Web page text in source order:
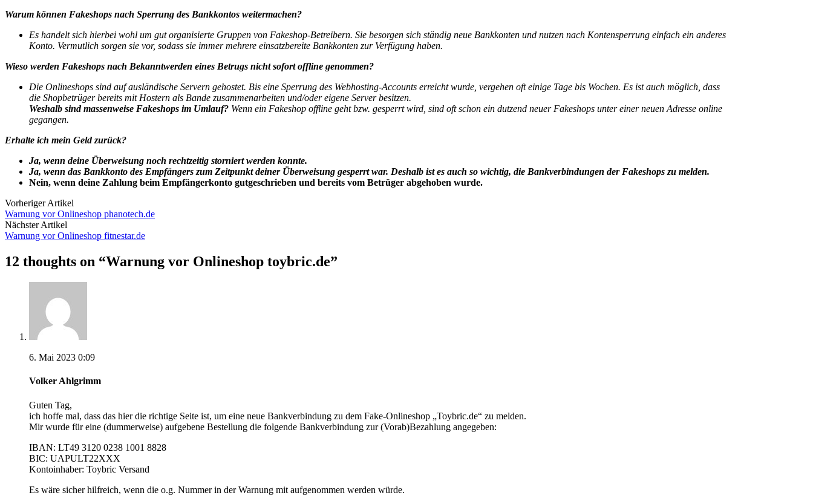
Warum können Fakeshops nach Sperrung des Bankkontos weitermachen?
Es handelt sich hierbei wohl um gut organisierte Gruppen von Fakeshop-Betreibern. Sie besorgen sich ständig neue Bankkonten und nutzen nach Kontensperrung einfach ein anderes
Konto. Vermutlich sorgen sie vor, sodass sie immer mehrere einsatzbereite Bankkonten zur Verfügung haben.
Wieso werden Fakeshops nach Bekanntwerden eines Betrugs nicht sofort offline genommen?
Die Onlineshops sind auf ausländische Servern gehostet. Bis eine Sperrung des Webhosting-Accounts erreicht wurde, vergehen oft einige Tage bis Wochen. Es ist auch möglich, dass
die Shopbetrüger bereits mit Hostern als Bande zusammenarbeiten und/oder eigene Server besitzen.
Weshalb sind massenweise Fakeshops im Umlauf? Wenn ein Fakeshop offline geht bzw. gesperrt wird, sind oft schon ein dutzend neuer Fakeshops unter einer neuen Adresse online
gegangen.
Erhalte ich mein Geld zurück?
Ja, wenn deine Überweisung noch rechtzeitig storniert werden konnte.
Ja, wenn das Bankkonto des Empfängers zum Zeitpunkt deiner Überweisung gesperrt war. Deshalb ist es auch so wichtig, die Bankverbindungen der Fakeshops zu melden.
Nein, wenn deine Zahlung beim Empfängerkonto gutgeschrieben und bereits vom Betrüger abgehoben wurde.
Vorheriger Artikel
Warnung vor Onlineshop phanotech.de
Nächster Artikel
Warnung vor Onlineshop fitnestar.de
12 thoughts on “Warnung vor Onlineshop toybric.de”
6. Mai 2023 0:09
Volker Ahlgrimm
Guten Tag,
ich hoffe mal, dass das hier die richtige Seite ist, um eine neue Bankverbindung zu dem Fake-Onlineshop „Toybric.de“ zu melden.
Mir wurde für eine (dummerweise) aufgebene Bestellung die folgende Bankverbindung zur (Vorab)Bezahlung angegeben:
IBAN: LT49 3120 0238 1001 8828
BIC: UAPULT22XXX
Kontoinhaber: Toybric Versand
Es wäre sicher hilfreich, wenn die o.g. Nummer in der Warnung mit aufgenommen werden würde.